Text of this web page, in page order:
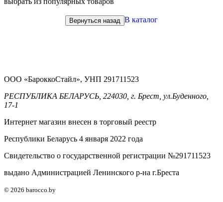
Вернуться назад В каталог
ООО «БароккоСтайл», УНП 291711523
РЕСПУБЛИКА БЕЛАРУСЬ, 224030, г. Брест, ул.Буденного,
17-1
Интернет магазин внесен в торговый реестр
Республики Беларусь 4 января 2022 года
Свидетельство о государственной регистрации №291711523
выдано Администрацией Ленинского р-на г.Бреста
© 2026 barocco.by